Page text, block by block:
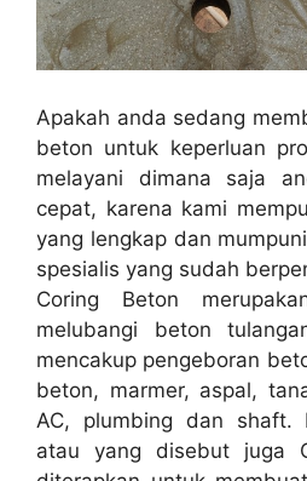
Apakah anda sedang
beton untuk keperluan
melayani dimana saja
cepat, karena kami
yang lengkap dan
spesialis yang sudah
Coring Beton
melubangi beton
mencakup pengeboran
beton, marmer, aspal,
AC, plumbing dan shaft.
atau yang disebut juga